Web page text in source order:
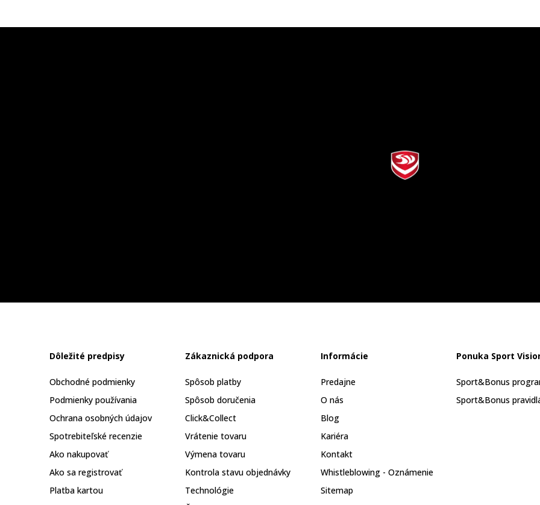
Dôležité predpisy
Obchodné podmienky
Podmienky používania
Ochrana osobných údajov
Spotrebiteľské recenzie
Ako nakupovať
Ako sa registrovať
Platba kartou
Zákaznická podpora
Spôsob platby
Spôsob doručenia
Click&Collect
Vrátenie tovaru
Výmena tovaru
Kontrola stavu objednávky
Technológie
Informácie
Predajne
O nás
Blog
Kariéra
Kontakt
Whistleblowing - Oznámenie
Sitemap
Ponuka Sport
Sport&Bonus
Sport&Bonus